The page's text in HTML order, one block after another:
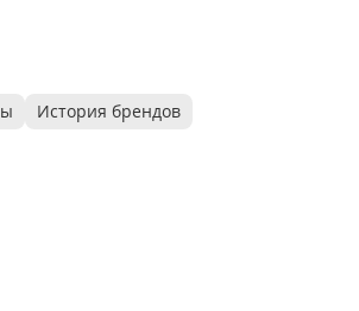
История брендов